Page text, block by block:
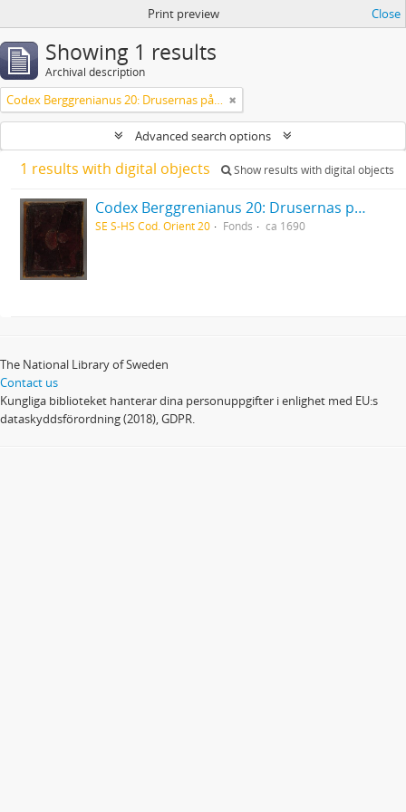
Print preview Close
Showing 1 results
Archival description
Codex Berggrenianus 20: Drusernas på Libanon heliga bok
Advanced search options
1 results with digital objects Show results with digital objects
Codex Berggrenianus 20: Drusernas på Libanon heliga bok
SE S-HS Cod. Orient 20 Fonds ca 1690
The National Library of Sweden
Contact us
Kungliga biblioteket hanterar dina personuppgifter i enlighet med EU:s
dataskyddsförordning (2018), GDPR.